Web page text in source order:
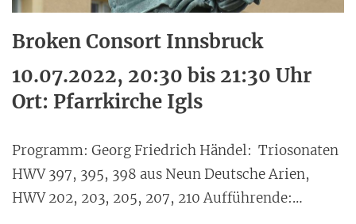
Broken Consort Innsbruck
10.07.2022, 20:30 bis 21:30 Uhr
Ort: Pfarrkirche Igls
Programm: Georg Friedrich Händel: Triosonaten
HWV 397, 395, 398 aus Neun Deutsche Arien,
HWV 202, 203, 205, 207, 210 Aufführende:…